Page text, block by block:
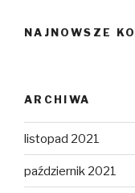
NAJNOWSZE
ARCHIWA
listopad 2021
październik 2021